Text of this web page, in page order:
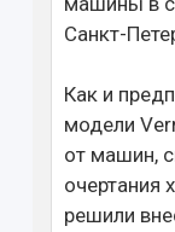
Санкт-
Как и
модели
от машин,
очертания
решили